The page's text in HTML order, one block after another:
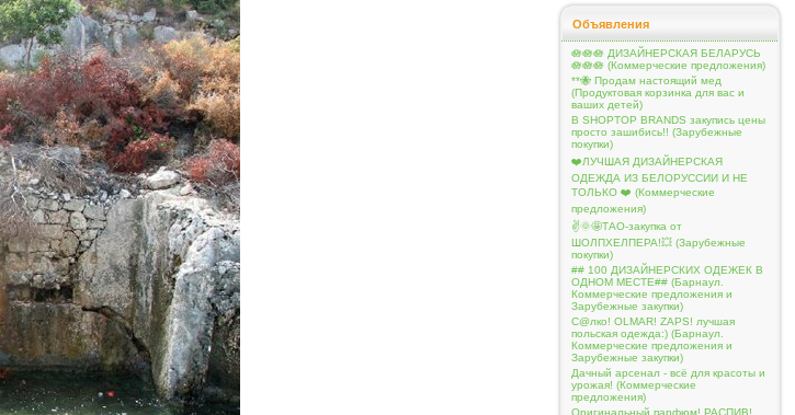
Объявления
🪷🪷🪷 ДИЗАЙНЕРСКАЯ БЕЛАРУСЬ
🪷🪷🪷 (Коммерческие предложения)
**🐝 Продам настоящий мед
(Продуктовая корзинка для вас и
ваших детей)
В SHOPTOP BRANDS закупись цены
просто зашибись!! (Зарубежные
покупки)
❤️ЛУЧШАЯ ДИЗАЙНЕРСКАЯ
ОДЕЖДА ИЗ БЕЛОРУССИИ И НЕ
ТОЛЬКО ❤️ (Коммерческие
предложения)
✌️🌞🤩ТАО-закупка от
ШОЛПХЕЛПЕРА!💥 (Зарубежные
покупки)
## 100 ДИЗАЙНЕРСКИХ ОДЕЖЕК В
ОДНОМ МЕСТЕ## (Барнаул.
Коммерческие предложения и
Зарубежные закупки)
С@лко! OLMAR! ZAPS! лучшая
польская одежда:) (Барнаул.
Коммерческие предложения и
Зарубежные закупки)
Дачный арсенал - всё для красоты и
урожая! (Коммерческие
предложения)
Оригинальный парфюм! РАСПИВ!